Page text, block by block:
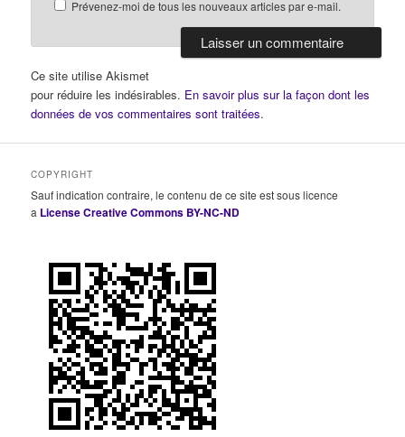
Prévenez-moi de tous les nouveaux articles par e-mail.
Ce site utilise Akismet
pour réduire les indésirables. En savoir plus sur la façon dont les
données de vos commentaires sont traitées.
COPYRIGHT
Sauf indication contraire, le contenu de ce site est sous licence
a License Creative Commons BY-NC-ND